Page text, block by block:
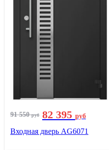
91 550руб 82 395 руб
Входная дверь AG6071